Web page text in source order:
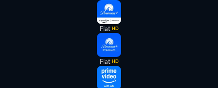
Flat HD
Flat HD